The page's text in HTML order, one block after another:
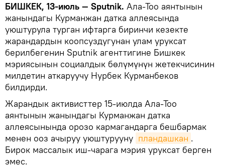
БИШКЕК, 13-июль — Sputnik. Ала-Тоо аянтынын
жанындагы Курманжан датка аллеясында
уюштурула турган ифтарга биринчи кезекте
жарандардын коопсуздугунан улам уруксат
берилбегенин Sputnik агенттигине Бишкек
мэриясынын социалдык бөлүмүнүн жетекчисинин
милдетин аткаруучу Нурбек Курманбеков
билдирди.
Жарандык активисттер 15-июлда Ала-Тоо
аянтынын жанындагы Курманжан датка
аллеясынында орозо кармагандарга бешбармак
менен ооз ачыруу уюштурууну пландашкан .
Бирок массалык иш-чарага мэрия уруксат берген
эмес.